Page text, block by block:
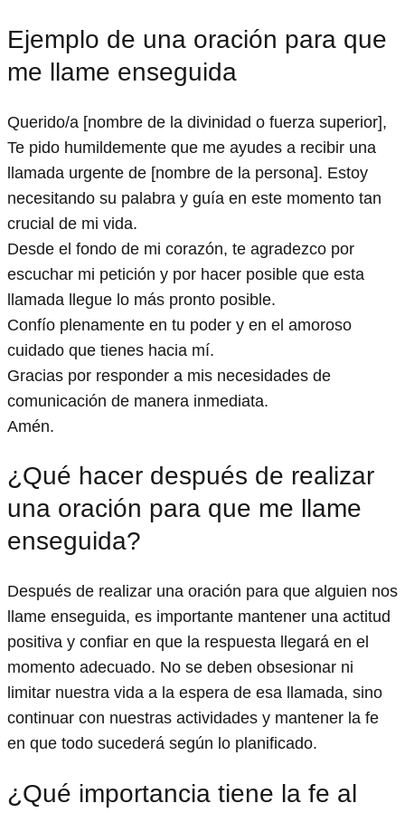
Ejemplo de una oración para que
me llame enseguida
Querido/a [nombre de la divinidad o fuerza superior],
Te pido humildemente que me ayudes a recibir una
llamada urgente de [nombre de la persona]. Estoy
necesitando su palabra y guía en este momento tan
crucial de mi vida.
Desde el fondo de mi corazón, te agradezco por
escuchar mi petición y por hacer posible que esta
llamada llegue lo más pronto posible.
Confío plenamente en tu poder y en el amoroso
cuidado que tienes hacia mí.
Gracias por responder a mis necesidades de
comunicación de manera inmediata.
Amén.
¿Qué hacer después de realizar
una oración para que me llame
enseguida?
Después de realizar una oración para que alguien nos
llame enseguida, es importante mantener una actitud
positiva y confiar en que la respuesta llegará en el
momento adecuado. No se deben obsesionar ni
limitar nuestra vida a la espera de esa llamada, sino
continuar con nuestras actividades y mantener la fe
en que todo sucederá según lo planificado.
¿Qué importancia tiene la fe al